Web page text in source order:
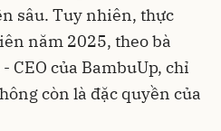
sâu. Tuy nhiên, thực
năm 2025, theo bà
CEO của BambuUp, chỉ
còn là đặc quyền của